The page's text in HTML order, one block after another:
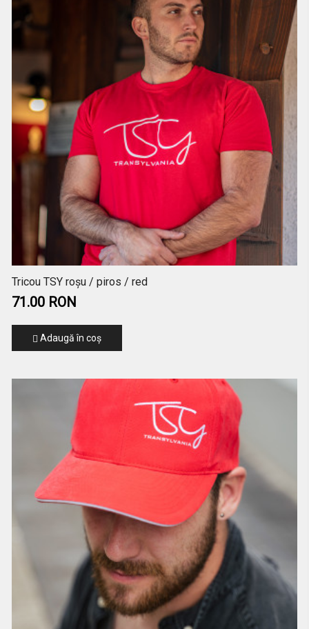
Tricou TSY roșu / piros / red
71.00 RON
Adaugă în coş